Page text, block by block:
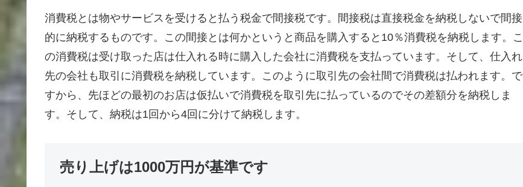
消費税とは物やサービスを受けると払う税金で間接税です。間接税は直接税金を納税しないで間接
的に納税するものです。この間接とは何かというと商品を購入すると10％消費税を納税します。こ
の消費税は受け取った店は仕入れる時に購入した会社に消費税を支払っています。そして、仕入れ
先の会社も取引に消費税を納税しています。このように取引先の会社間で消費税は払われます。で
すから、先ほどの最初のお店は仮払いで消費税を取引先に払っているのでその差額分を納税しま
す。そして、納税は1回から4回に分けて納税します。
売り上げは1000万円が基準です